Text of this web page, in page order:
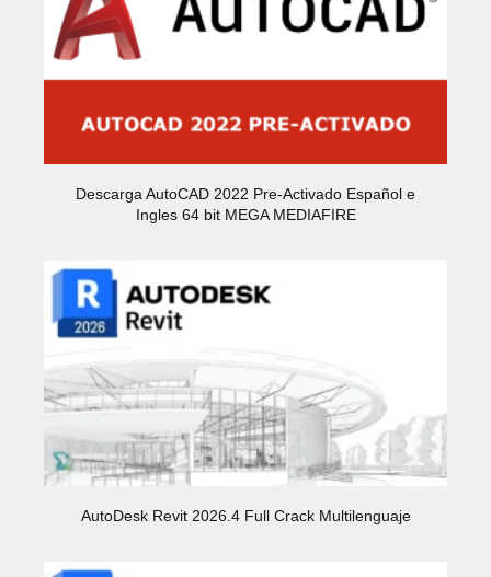
Descarga AutoCAD 2022 Pre-Activado Español e
Ingles 64 bit MEGA MEDIAFIRE
AutoDesk Revit 2026.4 Full Crack Multilenguaje